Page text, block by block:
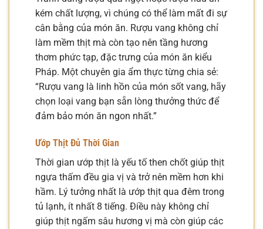
kém chất lượng, vì chúng có thể làm mất đi sự
cân bằng của món ăn. Rượu vang không chỉ
làm mềm thịt mà còn tạo nên tầng hương
thơm phức tạp, đặc trưng của món ăn kiểu
Pháp. Một chuyên gia ẩm thực từng chia sẻ:
“Rượu vang là linh hồn của món sốt vang, hãy
chọn loại vang bạn sẵn lòng thưởng thức để
đảm bảo món ăn ngon nhất.”
Ướp Thịt Đủ Thời Gian
Thời gian ướp thịt là yếu tố then chốt giúp thịt
ngựa thấm đều gia vị và trở nên mềm hơn khi
hầm. Lý tưởng nhất là ướp thịt qua đêm trong
tủ lạnh, ít nhất 8 tiếng. Điều này không chỉ
giúp thịt ngấm sâu hương vị mà còn giúp các